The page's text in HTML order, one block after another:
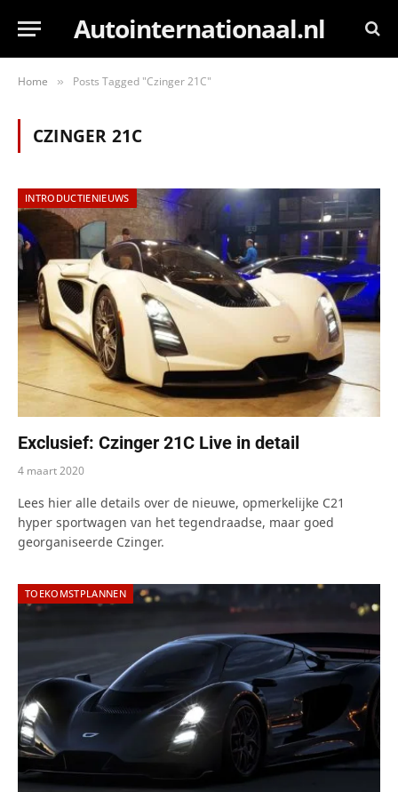
Autointernationaal.nl
Home » Posts Tagged "Czinger 21C"
CZINGER 21C
INTRODUCTIENIEUWS
Exclusief: Czinger 21C Live in detail
4 maart 2020
Lees hier alle details over de nieuwe, opmerkelijke C21
hyper sportwagen van het tegendraadse, maar goed
georganiseerde Czinger.
TOEKOMSTPLANNEN